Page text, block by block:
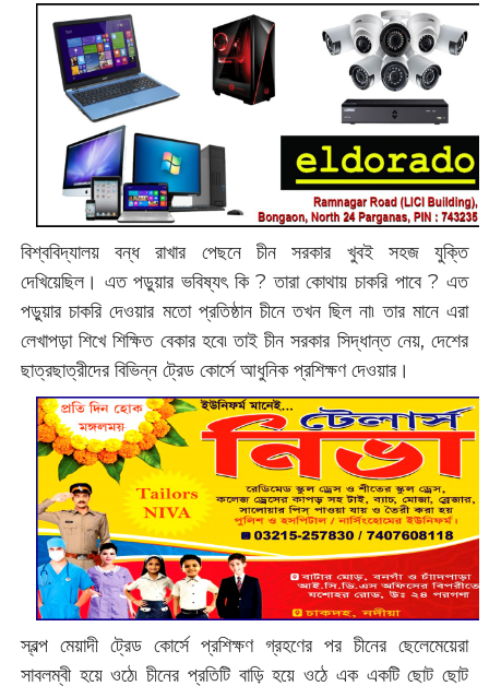
বিশ্ববিদ্যালয় বন্ধ রাখার পেছনে চীন সরকার খুবই সহজ যুক্তি
দেখিয়েছিল। এত পড়ুয়ার ভবিষ্যৎ কি ? তারা কোথায় চাকরি পাবে ? এত
পড়ুয়ার চাকরি দেওয়ার মতো প্রতিষ্ঠান চীনে তখন ছিল না৷ তার মানে এরা
লেখাপড়া শিখে শিক্ষিত বেকার হবে৷ তাই চীন সরকার সিদ্ধান্ত নেয়, দেশের
ছাত্রছাত্রীদের বিভিন্ন ট্রেড কোর্সে আধুনিক প্রশিক্ষণ দেওয়ার।
স্বল্প মেয়াদী ট্রেড কোর্সে প্রশিক্ষণ গ্রহণের পর চীনের ছেলেমেয়েরা
সাবলম্বী হয়ে ওঠে৷ চীনের প্রতিটি বাড়ি হয়ে ওঠে এক একটি ছোট ছোট